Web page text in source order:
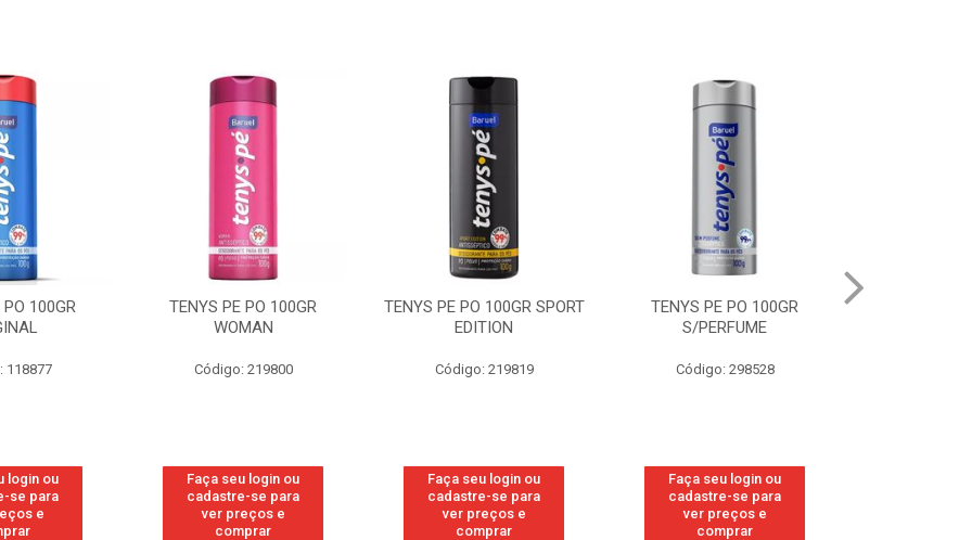
100GR
118877
login ou
se para
e
TENYS PE PO 100GR
WOMAN
Código: 219800
Faça seu login ou
cadastre-se para
ver preços e
comprar
TENYS PE PO 100GR SPORT
EDITION
Código: 219819
Faça seu login ou
cadastre-se para
ver preços e
comprar
TENYS PE PO 100GR
S/PERFUME
Código: 298528
Faça seu login ou
cadastre-se para
ver preços e
comprar